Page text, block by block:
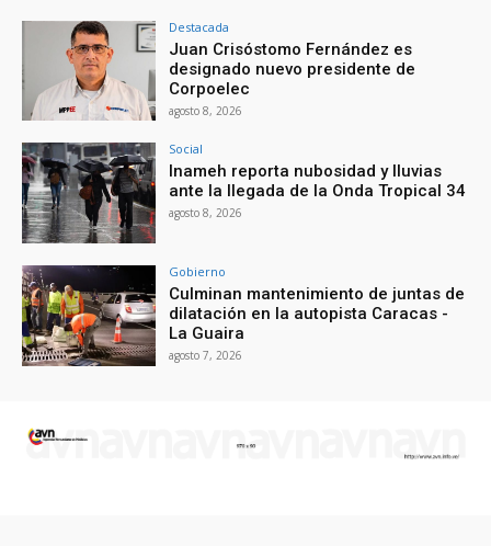
Destacada
Juan Crisóstomo Fernández es
designado nuevo presidente de
Corpoelec
agosto 8, 2026
Social
Inameh reporta nubosidad y lluvias
ante la llegada de la Onda Tropical 34
agosto 8, 2026
Gobierno
Culminan mantenimiento de juntas de
dilatación en la autopista Caracas -
La Guaira
agosto 7, 2026